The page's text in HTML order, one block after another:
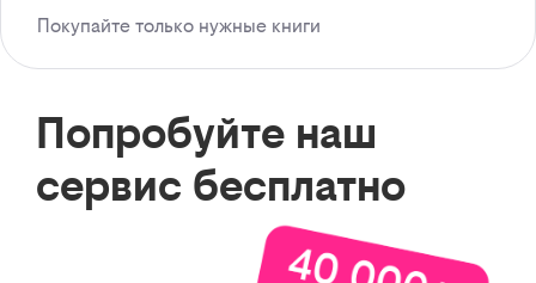
Покупайте только нужные книги
Попробуйте наш
сервис бесплатно